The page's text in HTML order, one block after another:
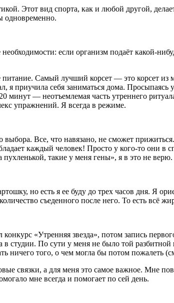
Этот вид спорта, как и любой другой,
одновременно.
если организм подаёт какой-
Самый лучший корсет — это корсет из
я приучила себя заниматься дома.
минут — неотъемлемая часть утреннего
упражнений. Я всегда в режиме.
Все, что навязано, не сможет
каждый человек! Просто у кого-то они
такие у меня гены», я в это не
но есть я ее буду до трех часов дня. Я
съеденного после него. То есть всё
«Утренняя звезда», потом запись
студии. По сути у меня не было той
ничего того, о чем могла бы потом пожалеть
связки, а для меня это самое важное. Мне
мне всегда и помогает по сей день.